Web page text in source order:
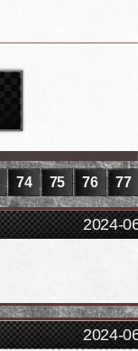
74 75 76 77
2024-
2024-